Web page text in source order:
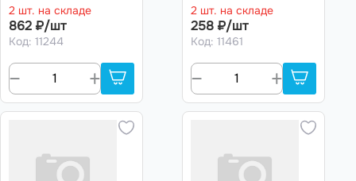
2 шт. на складе
862 ₽/шт
Код: 11244
2 шт. на складе
258 ₽/шт
Код: 11461